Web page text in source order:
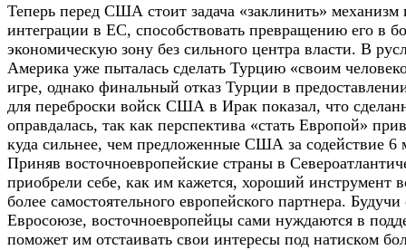
Теперь перед США стоит задача «заклинить» механизм
интеграции в ЕС, способствовать превращению его в
экономическую зону без сильного центра власти. В
Америка уже пыталась сделать Турцию «своим
игре, однако финальный отказ Турции в
для переброски войск США в Ирак показал, что
оправдалась, так как перспектива «стать Европой»
куда сильнее, чем предложенные США за содействие 6
Приняв восточноевропейские страны в
приобрели себе, как им кажется, хороший инструмент
более самостоятельного европейского партнера.
Евросоюзе, восточноевропейцы сами нуждаются в
поможет им отстаивать свои интересы под натиском